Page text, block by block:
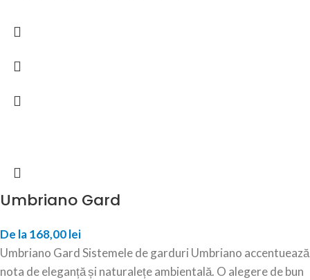
Umbriano Gard
De la168,00lei
Umbriano Gard Sistemele de garduri Umbriano accentuează
nota de eleganță și naturalețe ambientală. O alegere de bun